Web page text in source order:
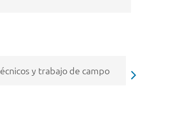
Soluciones tecnológicas y
informáticos